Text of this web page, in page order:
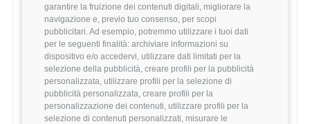
garantire la fruizione dei contenuti digitali, migliorare la
navigazione e, previo tuo consenso, per scopi
pubblicitari. Ad esempio, potremmo utilizzare i tuoi dati
per le seguenti finalità: archiviare informazioni su
dispositivo e/o accedervi, utilizzare dati limitati per la
selezione della pubblicità, creare profili per la pubblicità
personalizzata, utilizzare profili per la selezione di
pubblicità personalizzata, creare profili per la
personalizzazione dei contenuti, utilizzare profili per la
selezione di contenuti personalizzati, misurare le
Questo stipendio è al 5° percentile
-31.63% rispetto alla media
Statistiche
Campione
115 stipendi